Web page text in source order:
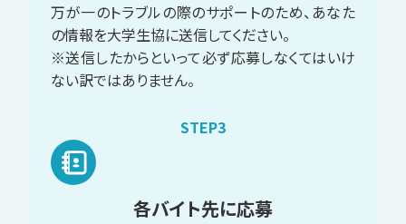
万が一のトラブルの際のサポートのため、あなた
の情報を大学生協に送信してください。
※送信したからといって必ず応募しなくてはいけ
ない訳ではありません。
STEP3
各バイト先に応募